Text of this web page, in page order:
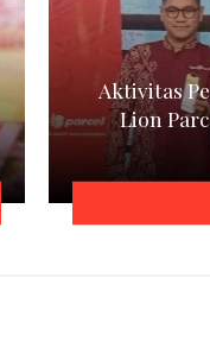
Aktivitas
Lion